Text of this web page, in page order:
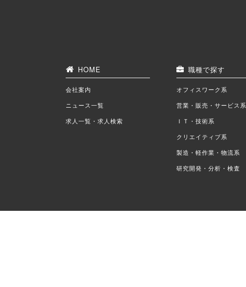
HOME
会社案内
ニュース一覧
求人一覧・求人検索
職種で探す
オフィスワーク系
営業・販売・サービス系
ＩＴ・技術系
クリエイティブ系
製造・軽作業・物流系
研究開発・分析・検査